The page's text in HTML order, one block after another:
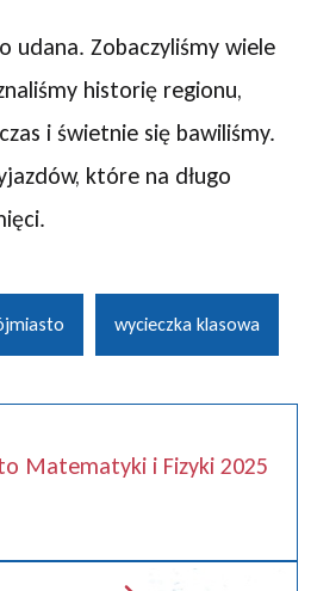
udana. Zobaczyliśmy wiele
historię regionu,
i świetnie się bawiliśmy.
które na długo
wycieczka klasowa
Matematyki i Fizyki 2025